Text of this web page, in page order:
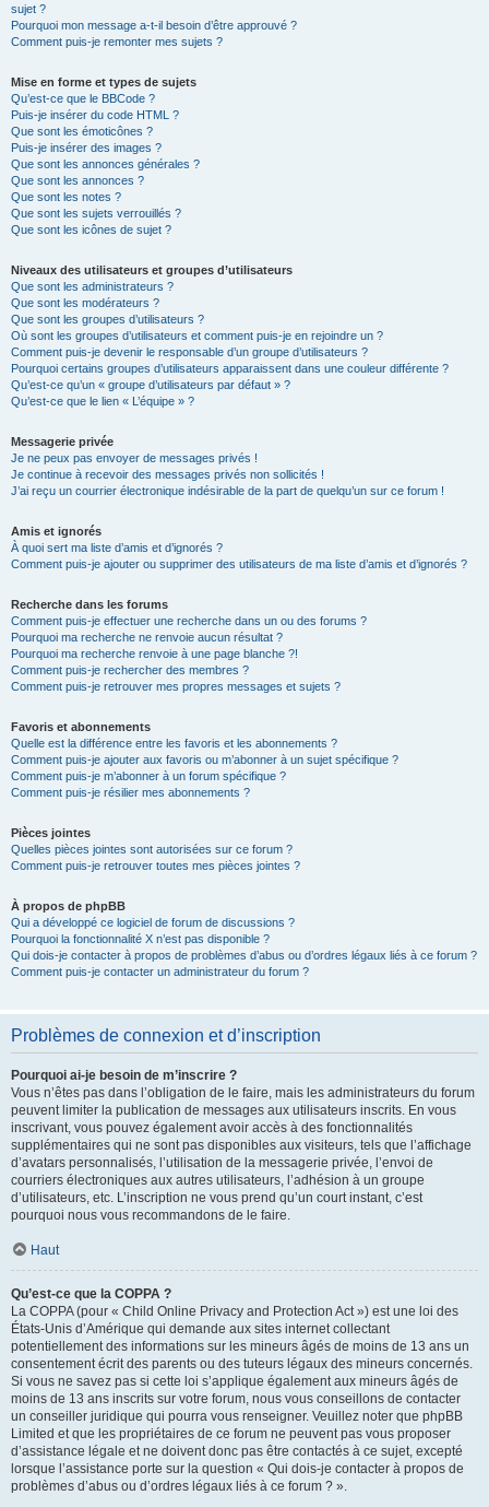
sujet ?
Pourquoi mon message a-t-il besoin d’être approuvé ?
Comment puis-je remonter mes sujets ?
Mise en forme et types de sujets
Qu’est-ce que le BBCode ?
Puis-je insérer du code HTML ?
Que sont les émoticônes ?
Puis-je insérer des images ?
Que sont les annonces générales ?
Que sont les annonces ?
Que sont les notes ?
Que sont les sujets verrouillés ?
Que sont les icônes de sujet ?
Niveaux des utilisateurs et groupes d’utilisateurs
Que sont les administrateurs ?
Que sont les modérateurs ?
Que sont les groupes d’utilisateurs ?
Où sont les groupes d’utilisateurs et comment puis-je en rejoindre un ?
Comment puis-je devenir le responsable d’un groupe d’utilisateurs ?
Pourquoi certains groupes d’utilisateurs apparaissent dans une couleur différente ?
Qu’est-ce qu’un « groupe d’utilisateurs par défaut » ?
Qu’est-ce que le lien « L’équipe » ?
Messagerie privée
Je ne peux pas envoyer de messages privés !
Je continue à recevoir des messages privés non sollicités !
J’ai reçu un courrier électronique indésirable de la part de quelqu’un sur ce forum !
Amis et ignorés
À quoi sert ma liste d’amis et d’ignorés ?
Comment puis-je ajouter ou supprimer des utilisateurs de ma liste d’amis et d’ignorés ?
Recherche dans les forums
Comment puis-je effectuer une recherche dans un ou des forums ?
Pourquoi ma recherche ne renvoie aucun résultat ?
Pourquoi ma recherche renvoie à une page blanche ?!
Comment puis-je rechercher des membres ?
Comment puis-je retrouver mes propres messages et sujets ?
Favoris et abonnements
Quelle est la différence entre les favoris et les abonnements ?
Comment puis-je ajouter aux favoris ou m’abonner à un sujet spécifique ?
Comment puis-je m’abonner à un forum spécifique ?
Comment puis-je résilier mes abonnements ?
Pièces jointes
Quelles pièces jointes sont autorisées sur ce forum ?
Comment puis-je retrouver toutes mes pièces jointes ?
À propos de phpBB
Qui a développé ce logiciel de forum de discussions ?
Pourquoi la fonctionnalité X n’est pas disponible ?
Qui dois-je contacter à propos de problèmes d’abus ou d’ordres légaux liés à ce forum ?
Comment puis-je contacter un administrateur du forum ?
Problèmes de connexion et d’inscription
Pourquoi ai-je besoin de m’inscrire ?
Vous n’êtes pas dans l’obligation de le faire, mais les administrateurs du forum
peuvent limiter la publication de messages aux utilisateurs inscrits. En vous
inscrivant, vous pouvez également avoir accès à des fonctionnalités
supplémentaires qui ne sont pas disponibles aux visiteurs, tels que l’affichage
d’avatars personnalisés, l’utilisation de la messagerie privée, l’envoi de
courriers électroniques aux autres utilisateurs, l’adhésion à un groupe
d’utilisateurs, etc. L’inscription ne vous prend qu’un court instant, c’est
pourquoi nous vous recommandons de le faire.
Haut
Qu’est-ce que la COPPA ?
La COPPA (pour « Child Online Privacy and Protection Act ») est une loi des
États-Unis d’Amérique qui demande aux sites internet collectant
potentiellement des informations sur les mineurs âgés de moins de 13 ans un
consentement écrit des parents ou des tuteurs légaux des mineurs concernés.
Si vous ne savez pas si cette loi s’applique également aux mineurs âgés de
moins de 13 ans inscrits sur votre forum, nous vous conseillons de contacter
un conseiller juridique qui pourra vous renseigner. Veuillez noter que phpBB
Limited et que les propriétaires de ce forum ne peuvent pas vous proposer
d’assistance légale et ne doivent donc pas être contactés à ce sujet, excepté
lorsque l’assistance porte sur la question « Qui dois-je contacter à propos de
problèmes d’abus ou d’ordres légaux liés à ce forum ? ».